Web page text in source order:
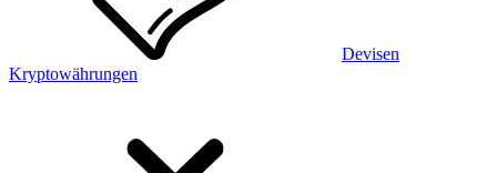
Devisen
Kryptowährungen